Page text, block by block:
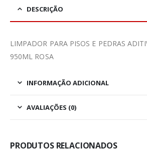
DESCRIÇÃO
LIMPADOR PARA PISOS E PEDRAS
950ML ROSA
INFORMAÇÃO ADICIONAL
AVALIAÇÕES (0)
PRODUTOS RELACIONADOS